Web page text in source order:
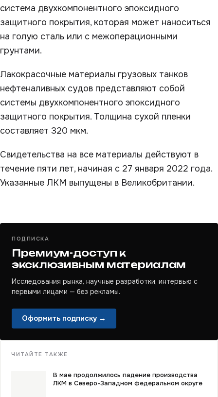
система двухкомпонентного эпоксидного
защитного покрытия, которая может наноситься
на голую сталь или с межоперационными
грунтами.
Лакокрасочные материалы грузовых танков
нефтеналивных судов представляют собой
системы двухкомпонентного эпоксидного
защитного покрытия. Толщина сухой пленки
составляет 320 мкм.
Свидетельства на все материалы действуют в
течение пяти лет, начиная с 27 января 2022 года.
Указанные ЛКМ выпущены в Великобритании.
ПОДПИСКА
Премиум-доступ к
эксклюзивным материалам
Исследования рынка, научные разработки, интервью с
первыми лицами — без рекламы.
Оформить подписку →
ЧИТАЙТЕ ТАКЖЕ
В мае продолжилось падение производства
ЛКМ в Северо-Западном федеральном округе